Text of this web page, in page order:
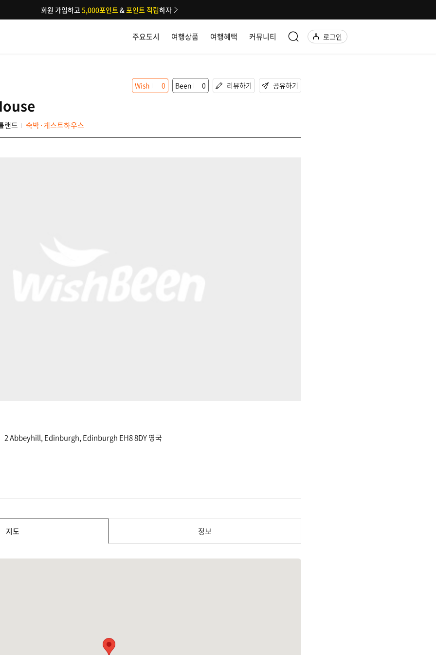
주요도시 여행상품 여행혜택 커뮤니티 로그인
회원 가입하고5,000포인트&포인트 적립하자
랜드 숙박·게스트하우스
Wish 0 Been 0 리뷰하기 공유하기
2 Abbeyhill, Edinburgh, Edinburgh EH8 8DY 영국
지도 정보